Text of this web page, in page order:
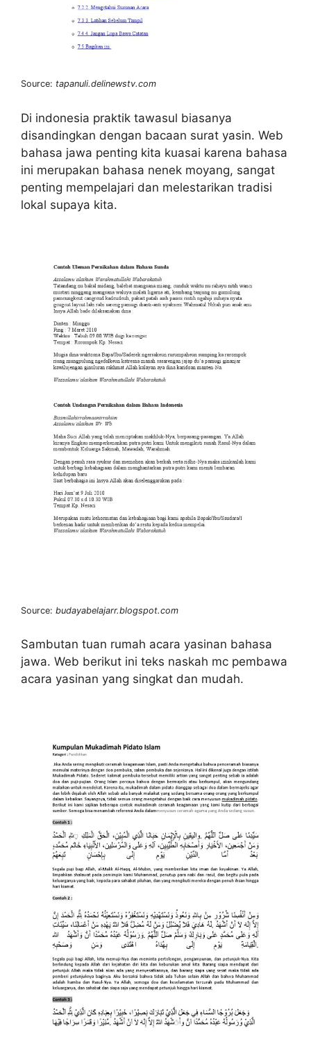
Source: tapanuli.delinewstv.com
Di indonesia praktik tawasul biasanya
disandingkan dengan bacaan surat yasin. Web
bahasa jawa penting kita kuasai karena bahasa
ini merupakan bahasa nenek moyang, sangat
penting mempelajari dan melestarikan tradisi
lokal supaya kita.
Source: budayabelajarr.blogspot.com
Sambutan tuan rumah acara yasinan bahasa
jawa. Web berikut ini teks naskah mc pembawa
acara yasinan yang singkat dan mudah.